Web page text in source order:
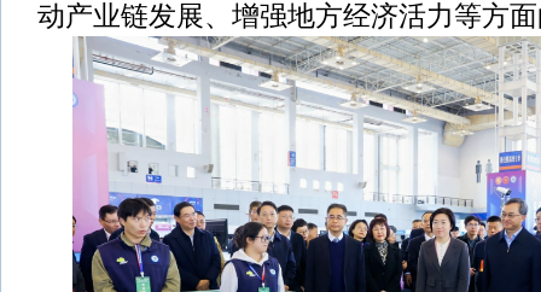
动产业链发展、增强地方经济活力等方